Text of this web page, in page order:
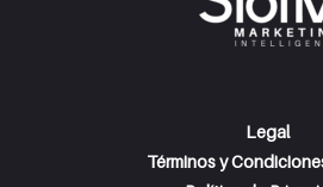
Legal
Términos y